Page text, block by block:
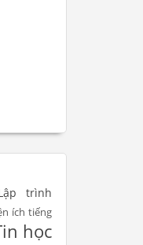
trình
ích tiếng
học